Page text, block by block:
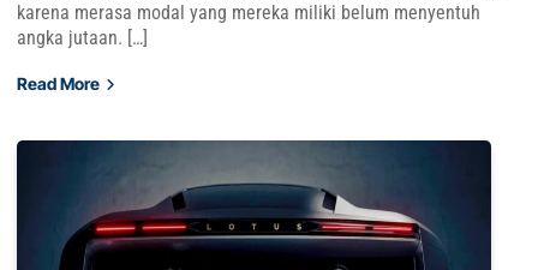
karena merasa modal yang mereka miliki belum menyentuh
angka jutaan. […]
Read More